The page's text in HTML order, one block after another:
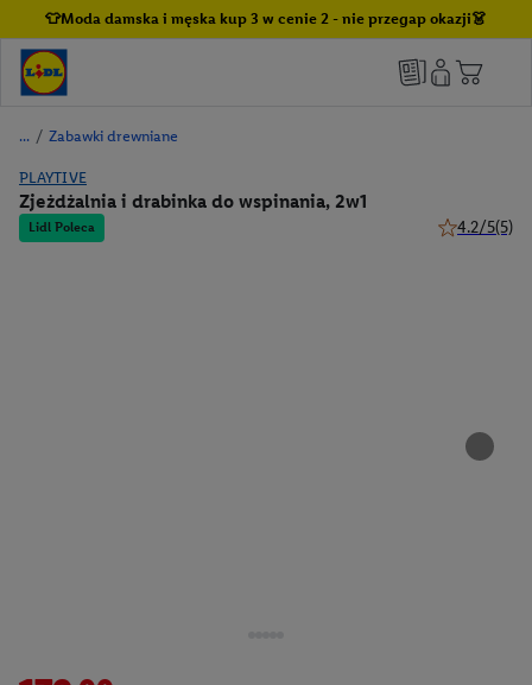
👕Moda damska i męska kup 3 w cenie 2 - nie przegap okazji👗
/ Zabawki drewniane
PLAYTIVE
Zjeżdżalnia i drabinka do wspinania, 2w1
Lidl Poleca 4.2/5(5)